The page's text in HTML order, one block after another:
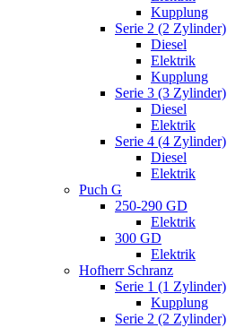
Kupplung
Serie 2 (2 Zylinder)
Diesel
Elektrik
Kupplung
Serie 3 (3 Zylinder)
Diesel
Elektrik
Serie 4 (4 Zylinder)
Diesel
Elektrik
Puch G
250-290 GD
Elektrik
300 GD
Elektrik
Hofherr Schranz
Serie 1 (1 Zylinder)
Kupplung
Serie 2 (2 Zylinder)